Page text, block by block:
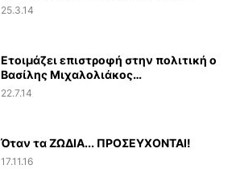
25.3.14
Ετοιμάζει επιστροφή στην πολιτική ο
Βασίλης Μιχαλολιάκος…
22.7.14
Όταν τα ΖΩΔΙΑ... ΠΡΟΣΕΥΧΟΝΤΑΙ!
17.11.16